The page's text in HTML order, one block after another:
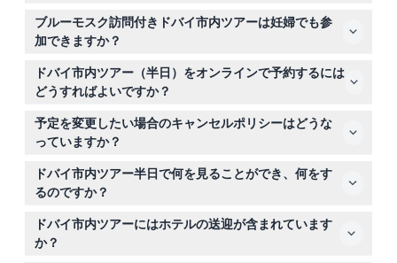
特にブルーモスク訪問時には、肩と膝を覆う控えめな服装
を着用してください。ツアーでは歩くこともあるため、快
適な靴を履くことをおすすめします。
ブルーモスク訪問付きドバイ市内ツアーは妊婦でも参
加できますか？
このツアーは歩行やペースの関係で妊婦の方には適してい
ません。
ドバイ市内ツアー（半日）をオンラインで予約するには
どうすればよいですか？
このウェブサイトでご希望の日付を選択し、オンライン予
約の際に空き状況を確認することで、ブルーモスク訪問付
きドバイ市内ツアーを簡単に予約できます。
予定を変更したい場合のキャンセルポリシーはどうな
っていますか？
ツアーの24時間前までにキャンセルすれば、返金が可能
ですが、送金手数料は差し引かれます。ツアー開始24時
間以内のキャンセルまたは無断不参加の場合は全額請求さ
れます。返金は元の支払い方法にて行われます。
ドバイ市内ツアー半日で何を見ることができ、何をす
るのですか？
ツアーにはパームジュメイラの景色の良いドライブ、ミュ
ージアム・オブ・ザ・フューチャーとブルジュ・アル・ア
ラブでの写真撮影、壮麗なブルーモスクの訪問、伝統的な
ドバイ市内ツアーにはホテルの送迎が含まれています
か？